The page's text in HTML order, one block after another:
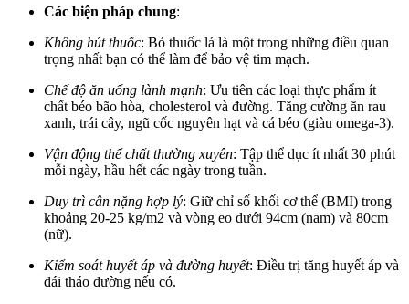
Các biện pháp chung:
Không hút thuốc: Bỏ thuốc lá là một trong những điều quan
trọng nhất bạn có thể làm để bảo vệ tim mạch.
Chế độ ăn uống lành mạnh: Ưu tiên các loại thực phẩm ít
chất béo bão hòa, cholesterol và đường. Tăng cường ăn rau
xanh, trái cây, ngũ cốc nguyên hạt và cá béo (giàu omega-3).
Vận động thể chất thường xuyên: Tập thể dục ít nhất 30 phút
mỗi ngày, hầu hết các ngày trong tuần.
Duy trì cân nặng hợp lý: Giữ chỉ số khối cơ thể (BMI) trong
khoảng 20-25 kg/m2 và vòng eo dưới 94cm (nam) và 80cm
(nữ).
Kiểm soát huyết áp và đường huyết: Điều trị tăng huyết áp và
đái tháo đường nếu có.